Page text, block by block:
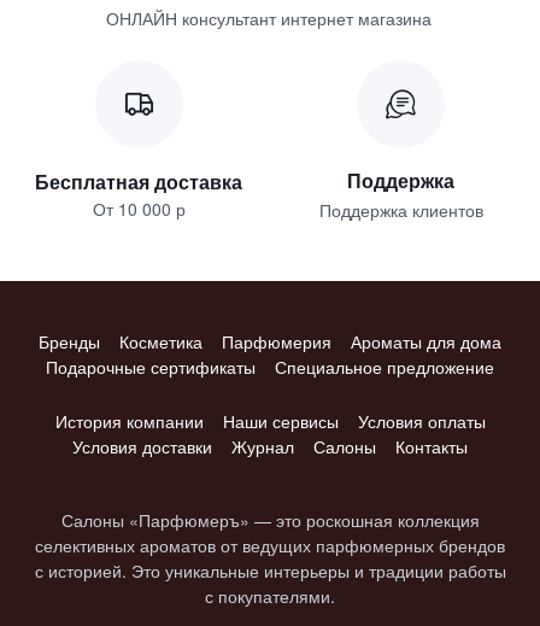
ОНЛАЙН консультант интернет магазина
Бесплатная доставка
От 10 000 р
Поддержка
Поддержка клиентов
Бренды Косметика Парфюмерия
Ароматы для дома
Подарочные сертификаты
Специальное предложение
История компании Наши сервисы
Условия оплаты
Условия доставки
Журнал Салоны Контакты
Салоны «Парфюмеръ» — это роскошная коллекция
селективных ароматов от ведущих парфюмерных брендов
с историей. Это уникальные интерьеры и традиции работы
с покупателями.